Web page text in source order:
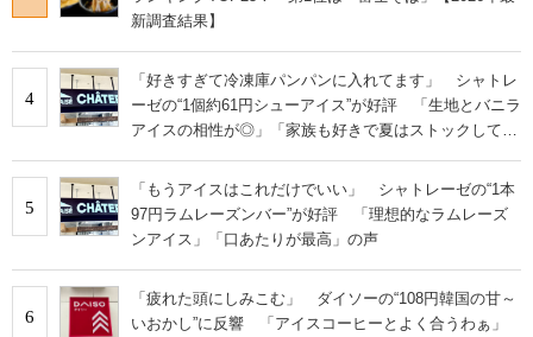
新調査結果】
4
「好きすぎて冷凍庫パンパンに入れてます」 シャトレ
ーゼの“1個約61円シューアイス”が好評 「生地とバニラ
アイスの相性が◎」「家族も好きで夏はストックして
5
「もうアイスはこれだけでいい」 シャトレーゼの“1本
97円ラムレーズンバー”が好評 「理想的なラムレーズ
ンアイス」「口あたりが最高」の声
6
「疲れた頭にしみこむ」 ダイソーの“108円韓国の甘～
いおかし”に反響 「アイスコーヒーとよく合うわぁ」